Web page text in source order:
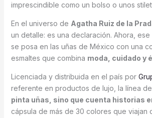
imprescindible como un bolso o unos
En el universo de Agatha Ruiz de la
un detalle: es una declaración. Ahora,
se posa en las uñas de México con una
esmaltes que combina moda, cuidado y
Licenciada y distribuida en el país por
referente en productos de lujo, la línea
pinta uñas, sino que cuenta historias
cápsula de más de 30 colores que viajan